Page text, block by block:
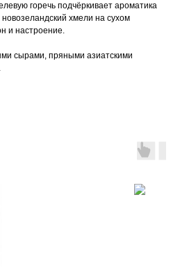
горечь подчёркивает ароматика
хмели на сухом
и настроение.
сырами, пряными азиатскими